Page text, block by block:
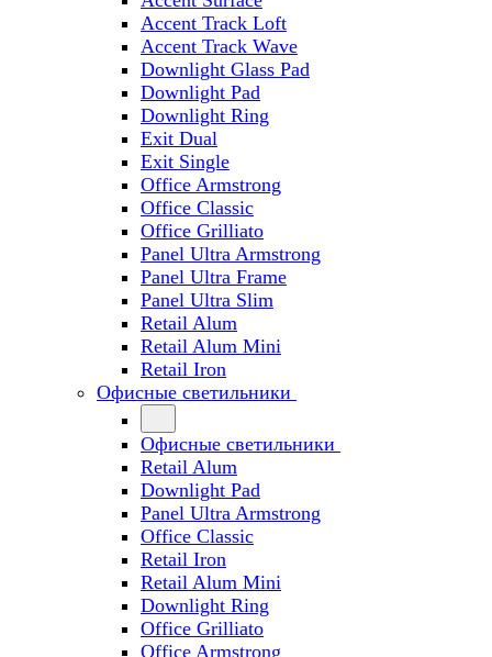
Accent Track Loft
Accent Track Wave
Downlight Glass Pad
Downlight Pad
Downlight Ring
Exit Dual
Exit Single
Office Armstrong
Office Classic
Office Grilliato
Panel Ultra Armstrong
Panel Ultra Frame
Panel Ultra Slim
Retail Alum
Retail Alum Mini
Retail Iron
Офисные светильники
Офисные светильники
Retail Alum
Downlight Pad
Panel Ultra Armstrong
Office Classic
Retail Iron
Retail Alum Mini
Downlight Ring
Office Grilliato
Office Armstrong